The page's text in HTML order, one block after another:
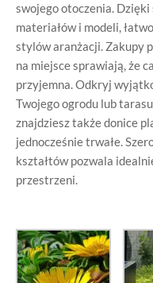
swojego otoczenia.
materiałów i modeli,
stylów aranżacji. Zakupy
na miejsce sprawiają, że
przyjemna. Odkryj
Twojego ogrodu lub
znajdziesz także donice
jednocześnie trwałe.
kształtów pozwala
przestrzeni.